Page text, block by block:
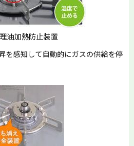
油加熱防止装置
を感知して自動的にガスの供給を停